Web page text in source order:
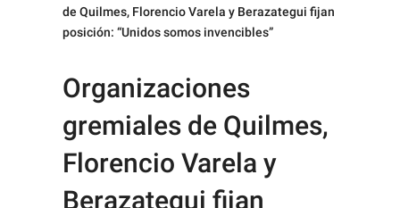
de Quilmes, Florencio Varela y Berazategui fijan
posición: “Unidos somos invencibles”
Organizaciones
gremiales de Quilmes,
Florencio Varela y
Berazategui fijan